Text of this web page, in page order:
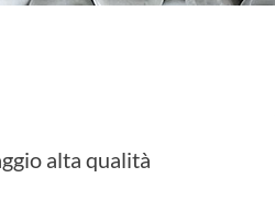
alta qualità